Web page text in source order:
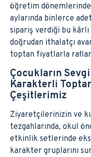
öğretim
aylarında binlerce
sipariş verdiği bu
doğrudan ithalatçı
toptan fiyatlarla
Çocukların
Karakterli
Çeşitlerimiz
Ziyaretçilerinizin ve
tezgahlarında, okul
etkinlik setlerinde
karakter gruplarını